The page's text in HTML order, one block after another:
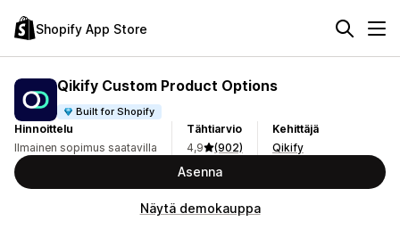
Shopify App Store
Qikify Custom Product Options
Built for Shopify
Hinnoittelu
Ilmainen sopimus saatavilla
Tähtiarvio
4,9
(902)
Kehittäjä
Qikify
Asenna
Näytä demokauppa